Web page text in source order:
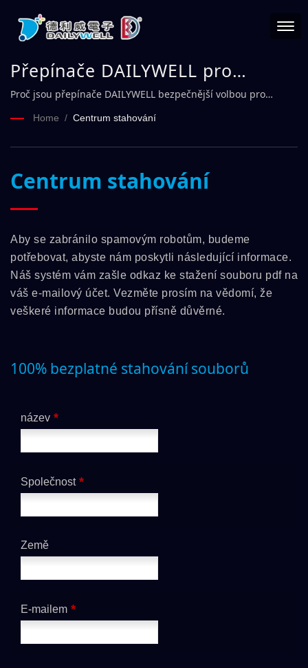
Přepínače DAILYWELL pro
globální OEM zařízení
Proč jsou přepínače DAILYWELL bezpečnější volbou pro
Home / Centrum stahování
Centrum stahování
Aby se zabránilo spamovým robotům, budeme
potřebovat, abyste nám poskytli následující informace.
Náš systém vám zašle odkaz ke stažení souboru pdf na
váš e-mailový účet. Vezměte prosím na vědomí, že
veškeré informace budou přísně důvěrné.
100% bezplatné stahování souborů
název *
Společnost *
Země
E-mailem *